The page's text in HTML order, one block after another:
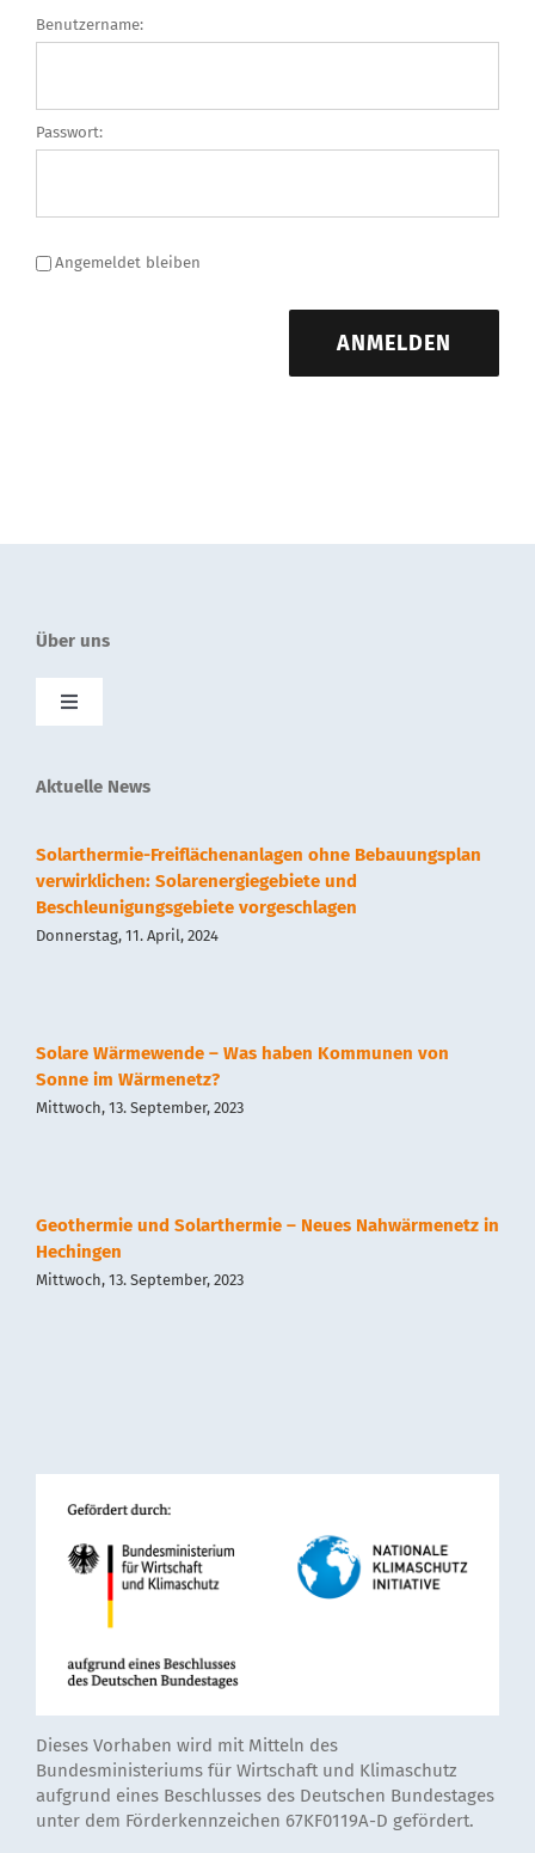
Benutzername:
Passwort:
Angemeldet bleiben
ANMELDEN
Über uns
Toggle
Presse
Datenschutz
Aktuelle News
Solarthermie-Freiflächenanlagen ohne Bebauungsplan
verwirklichen: Solarenergiegebiete und
Beschleunigungsgebiete vorgeschlagen
Donnerstag, 11. April, 2024
Solare Wärmewende – Was haben Kommunen von
Sonne im Wärmenetz?
Mittwoch, 13. September, 2023
Geothermie und Solarthermie – Neues Nahwärmenetz in
Hechingen
Mittwoch, 13. September, 2023
Dieses Vorhaben wird mit Mitteln des
Bundesministeriums für Wirtschaft und Klimaschutz
aufgrund eines Beschlusses des Deutschen Bundestages
unter dem Förderkennzeichen 67KF0119A-D gefördert.